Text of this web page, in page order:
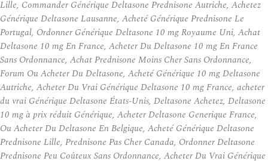
Lille, Commander Générique Deltasone Prednisone Autriche, Achetez
Générique Deltasone Lausanne, Acheté Générique Prednisone Le
Portugal, Ordonner Générique Deltasone 10 mg Royaume Uni, Achat
Deltasone 10 mg En France, Acheter Du Deltasone 10 mg En France
Sans Ordonnance, Achat Prednisone Moins Cher Sans Ordonnance,
Forum Ou Acheter Du Deltasone, Acheté Générique 10 mg Deltasone
Autriche, Acheter Du Vrai Générique Deltasone 10 mg France, acheter
du vrai Générique Deltasone États-Unis, Deltasone Achetez, Deltasone
10 mg à prix réduit Générique, Acheter Deltasone Generique France,
Ou Acheter Du Deltasone En Belgique, Acheté Générique Deltasone
Prednisone Lille, Prednisone Pas Cher Canada, Ordonner Deltasone
Prednisone Peu Coûteux Sans Ordonnance, Acheter Du Vrai Générique